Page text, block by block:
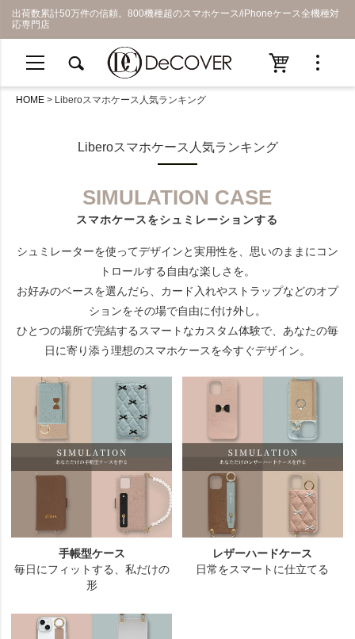
出荷数累計50万件の信頼。800機種超のスマホケース/iPhoneケース全機種対
応専門店
HOME Liberoスマホケース人気ランキング
Liberoスマホケース人気ランキング